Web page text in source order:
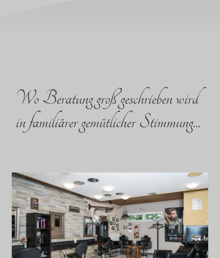
Wo Beratung groß geschrieben wird
in familiärer gemütlicher Stimmung...